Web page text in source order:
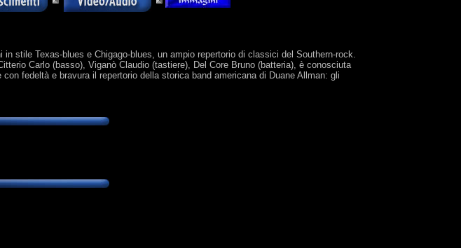
stile Texas-blues e Chigago-blues, un ampio repertorio di classici del Southern-rock.
Carlo (basso), Viganò Claudio (tastiere), Del Core Bruno (batteria), è conosciuta
fedeltà e bravura il repertorio della storica band americana di Duane Allman: gli